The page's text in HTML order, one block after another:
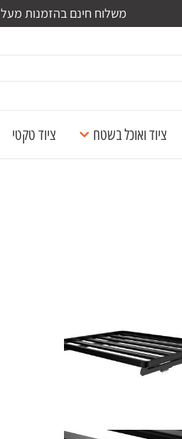
משלוח חינם בהזמנות מעל 999 ש"ח | ניתן לבצע איסוף עצמי מהסניף
ציוד ואוכל בשטח ציוד טקטי